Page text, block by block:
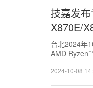
技嘉发
X870E/
台北2024年
AMD
2024-10-08